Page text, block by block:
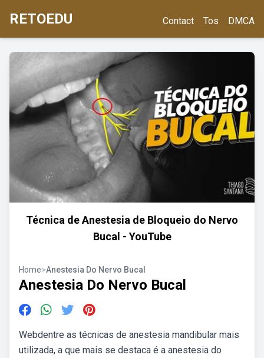
RETOEDU Contact Tos DMCA
Técnica de Anestesia de Bloqueio do Nervo
Bucal - YouTube
Home>Anestesia Do Nervo Bucal
Anestesia Do Nervo Bucal
Webdentre as técnicas de anestesia mandibular mais
utilizada, a que mais se destaca é a anestesia do